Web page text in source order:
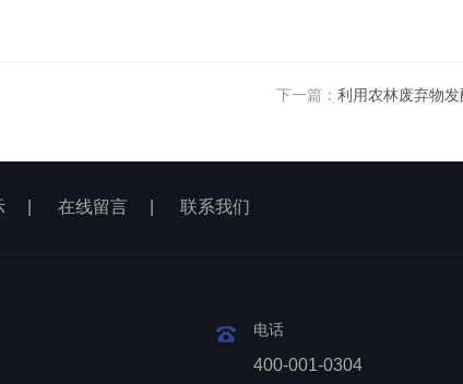
下一篇： 利用农林废弃物
在线留言 联系我们
电话
400-001-0304